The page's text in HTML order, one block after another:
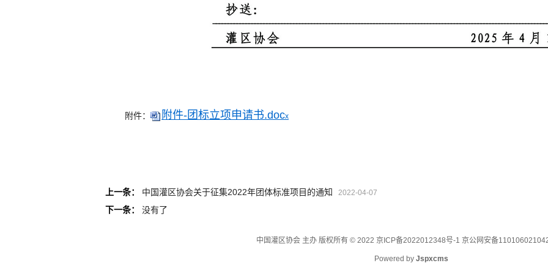
附件： 附件-团标立项申请书.docx
上一条： 中国灌区协会关于征集2022年团体标准项目的通知 2022-04-07
下一条： 没有了
中国灌区协会 主办 版权所有 © 2022 京ICP备2022012348号-1 京公网安备
Powered by Jspxcms